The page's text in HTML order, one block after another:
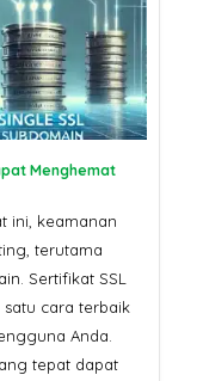
Menghemat
ini, keamanan
terutama
Sertifikat SSL
satu cara terbaik
Anda.
tepat dapat